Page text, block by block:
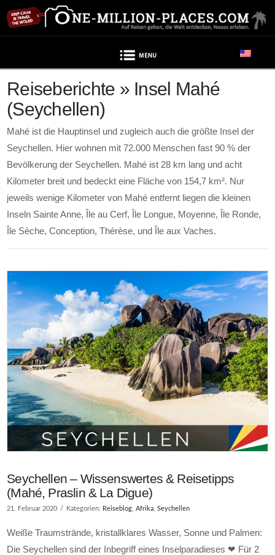
Reiseberichte » Insel Mahé
(Seychellen)
Mahé ist die Hauptinsel und zugleich auch die größte Insel der
Seychellen. Hier wohnen mit 72.000 Menschen fast 90 % der
Bevölkerung der Seychellen. Mahé ist 28 km lang und acht
Kilometer breit und bedeckt eine Fläche von 154,7 km². Nur
jeweils wenige Kilometer von Mahé entfernt liegen die kleinen
Inseln Sainte Anne, Île au Cerf, Île Longue, Moyenne, Île Ronde,
Île Sèche, Conception, Thérèse, und Île aux Vaches.
Seychellen – Wissenswertes & Reisetipps
(Mahé, Praslin & La Digue)
21. Februar 2020 Kategorien: Reiseblog ,Afrika ,Seychellen
Weiße Traumstrände, kristallklares Wasser, Sonne und Palmen:
Die Seychellen sind der Inbegriff eines Inselparadieses ❤ Für 2